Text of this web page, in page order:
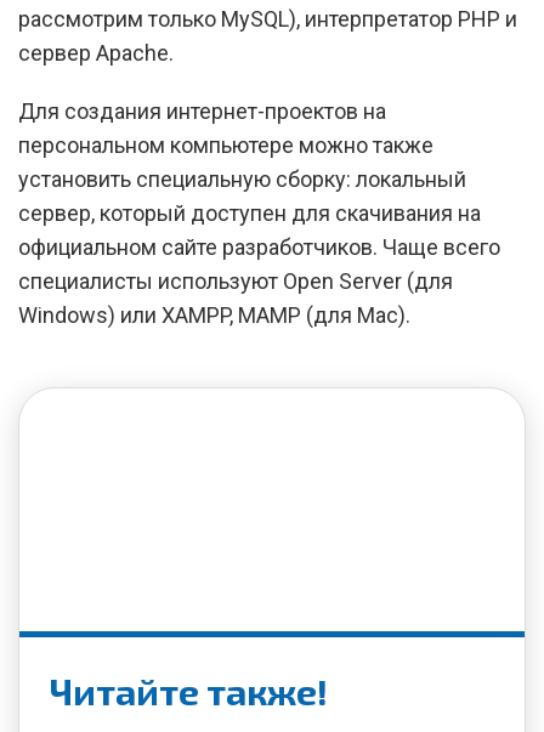
рассмотрим только MySQL), интерпретатор PHP и
сервер Apache.
Для создания интернет-проектов на
персональном компьютере можно также
установить специальную сборку: локальный
сервер, который доступен для скачивания на
официальном сайте разработчиков. Чаще всего
специалисты используют Open Server (для
Windows) или XAMPP, MAMP (для Mac).
Читайте также!